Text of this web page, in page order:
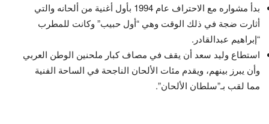
بدأ مشواره مع الاحتراف عام 1994 بأول أغنية من ألحانه والتي
أثارت ضجة في ذلك الوقت وهي “أول حبيب” وكانت للمطرب
“إبراهيم عبدالقادر.
استطاع وليد سعد أن يقف في مصاف كبار ملحنين الوطن العربي
وأن يبرز بينهم، ويقدم مئات الألحان الناجحة في الساحة الفنية
مما لقب بـ”سلطان الألحان”.